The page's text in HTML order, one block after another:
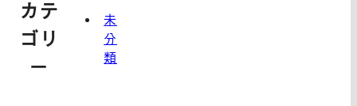
カテ
ゴリ
ー
未
分
類